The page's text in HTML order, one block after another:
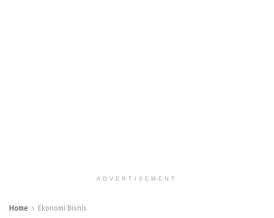
ADVERTISEMENT
Home Ekonomi Bisnis